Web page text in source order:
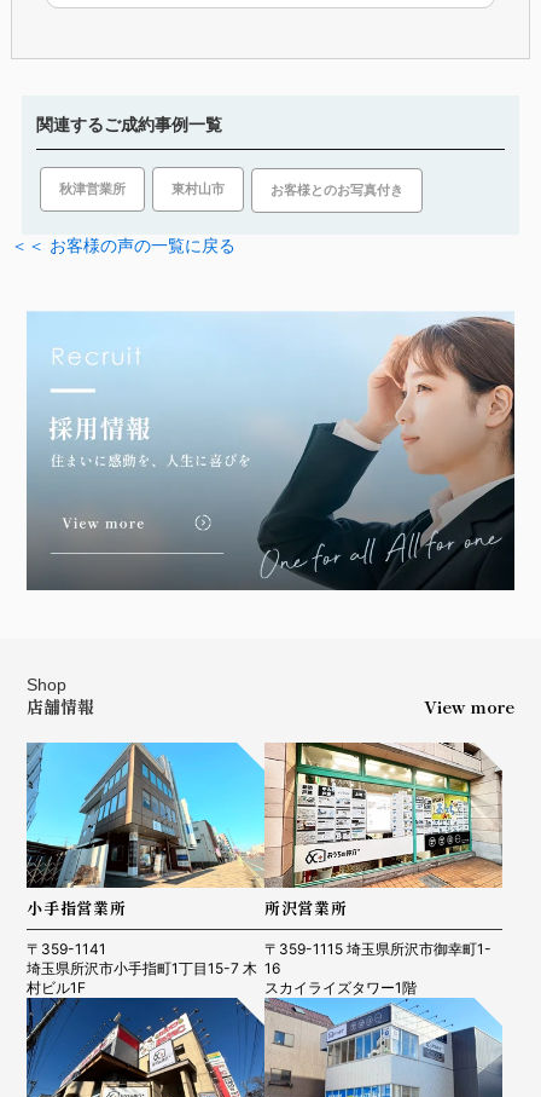
関連するご成約事例一覧
秋津営業所 東村山市 お客様とのお写真付き
＜＜ お客様の声の一覧に戻る
Shop
店舗情報 View more
小手指営業所
〒359-1141
埼玉県所沢市小手指町1丁目15-7 木
村ビル1F
所沢営業所
〒359-1115 埼玉県所沢市御幸町1-
16
スカイライズタワー1階